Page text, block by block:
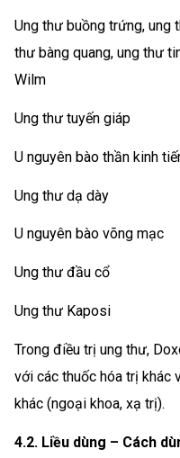
Ung thư buồng trứng, ung
thư bàng quang, ung thư
Wilm
Ung thư tuyến giáp
U nguyên bào thần kinh
Ung thư dạ dày
U nguyên bào võng mạc
Ung thư đầu cổ
Ung thư Kaposi
Trong điều trị ung thư,
với các thuốc hóa trị khác
khác (ngoại khoa, xạ trị).
4.2. Liều dùng – Cách